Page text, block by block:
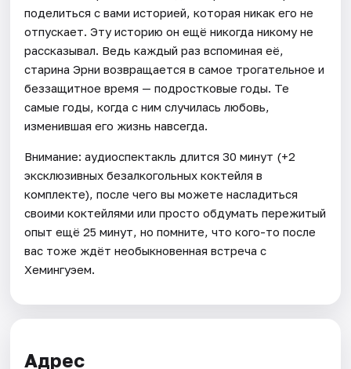
поделиться с вами историей, которая никак его не
отпускает. Эту историю он ещё никогда никому не
рассказывал. Ведь каждый раз вспоминая её,
старина Эрни возвращается в самое трогательное и
беззащитное время — подростковые годы. Те
самые годы, когда с ним случилась любовь,
изменившая его жизнь навсегда.
Внимание: аудиоспектакль длится 30 минут (+2
эксклюзивных безалкогольных коктейля в
комплекте), после чего вы можете насладиться
своими коктейлями или просто обдумать пережитый
опыт ещё 25 минут, но помните, что кого-то после
вас тоже ждёт необыкновенная встреча с
Хемингуэем.
Адрес